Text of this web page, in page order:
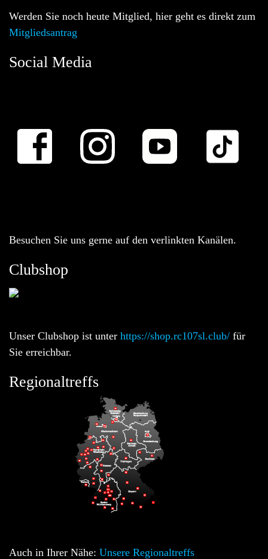
Werden Sie noch heute Mitglied, hier geht es direkt zum
Mitgliedsantrag
Social Media
Besuchen Sie uns gerne auf den verlinkten Kanälen.
Clubshop
Unser Clubshop ist unter https://shop.rc107sl.club/ für
Sie erreichbar.
Regionaltreffs
Auch in Ihrer Nähe: Unsere Regionaltreffs